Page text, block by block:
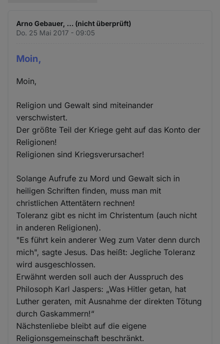
Arno Gebauer, … (nicht überprüft)
Do. 25 Mai 2017 - 09:05
Moin,
Moin,
Religion und Gewalt sind miteinander
verschwistert.
Der größte Teil der Kriege geht auf das Konto der
Religionen!
Religionen sind Kriegsverursacher!
Solange Aufrufe zu Mord und Gewalt sich in
heiligen Schriften finden, muss man mit
christlichen Attentätern rechnen!
Toleranz gibt es nicht im Christentum (auch nicht
in anderen Religionen).
"Es führt kein anderer Weg zum Vater denn durch
mich", sagte Jesus. Das heißt: Jegliche Toleranz
wird ausgeschlossen.
Erwähnt werden soll auch der Ausspruch des
Philosoph Karl Jaspers: „Was Hitler getan, hat
Luther geraten, mit Ausnahme der direkten Tötung
durch Gaskammern!“
Nächstenliebe bleibt auf die eigene
Religionsgemeinschaft beschränkt.